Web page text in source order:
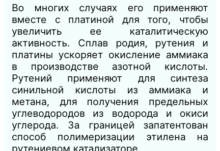
Во многих случаях его применяют
вместе с платиной для того, чтобы
увеличить ее каталитическую
активность. Сплав родия, рутения и
платины ускоряет окисление аммиака
в производстве азотной кислоты.
Рутений применяют для синтеза
синильной кислоты из аммиака и
метана, для получения предельных
углеводородов из водорода и окиси
углерода. За границей запатентован
способ полимеризации этилена на
рутениевом катализаторе.